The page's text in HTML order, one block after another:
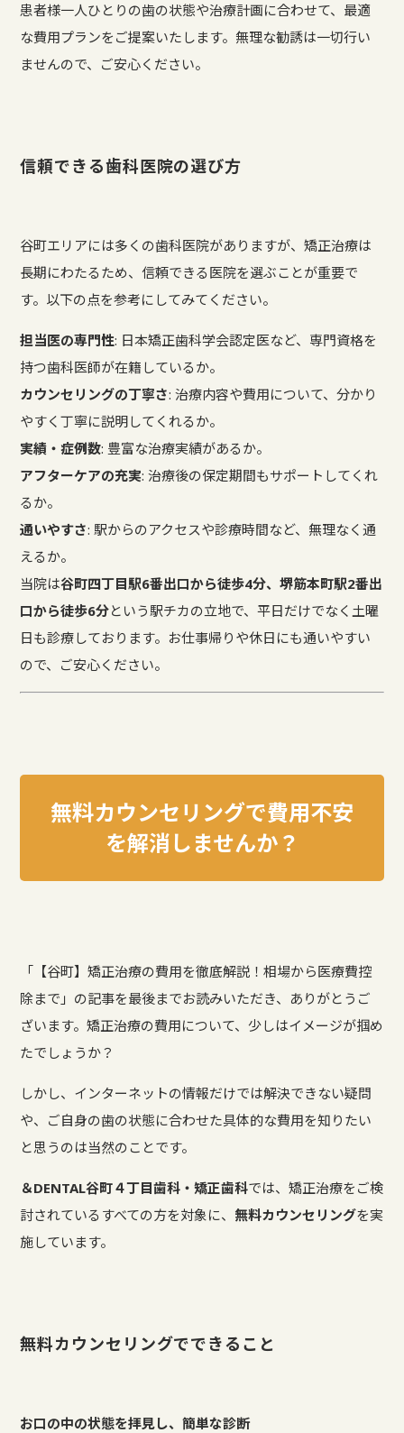
患者様一人ひとりの歯の状態や治療計画に合わせて、最適
な費用プランをご提案いたします。無理な勧誘は一切行い
ませんので、ご安心ください。
信頼できる歯科医院の選び方
谷町エリアには多くの歯科医院がありますが、矯正治療は
長期にわたるため、信頼できる医院を選ぶことが重要で
す。以下の点を参考にしてみてください。
担当医の専門性: 日本矯正歯科学会認定医など、専門資格を
持つ歯科医師が在籍しているか。
カウンセリングの丁寧さ: 治療内容や費用について、分かり
やすく丁寧に説明してくれるか。
実績・症例数: 豊富な治療実績があるか。
アフターケアの充実: 治療後の保定期間もサポートしてくれ
るか。
通いやすさ: 駅からのアクセスや診療時間など、無理なく通
えるか。
当院は谷町四丁目駅6番出口から徒歩4分、堺筋本町駅2番出
口から徒歩6分という駅チカの立地で、平日だけでなく土曜
日も診療しております。お仕事帰りや休日にも通いやすい
ので、ご安心ください。
無料カウンセリングで費用不安
を解消しませんか？
「【谷町】矯正治療の費用を徹底解説！相場から医療費控
除まで」の記事を最後までお読みいただき、ありがとうご
ざいます。矯正治療の費用について、少しはイメージが掴め
たでしょうか？
しかし、インターネットの情報だけでは解決できない疑問
や、ご自身の歯の状態に合わせた具体的な費用を知りたい
と思うのは当然のことです。
＆DENTAL谷町４丁目歯科・矯正歯科では、矯正治療をご検
討されているすべての方を対象に、 無料カウンセリングを実
施しています。
無料カウンセリングでできること
お口の中の状態を拝見し、簡単な診断